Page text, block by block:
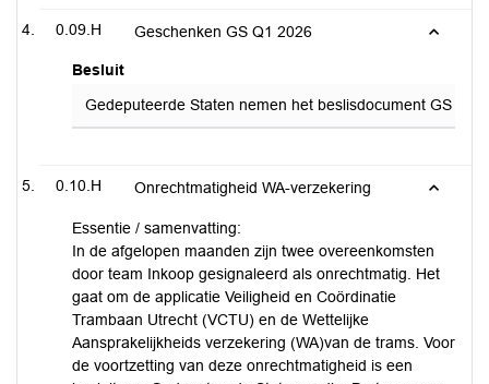
0.09.H Geschenken GS Q1 2026
Besluit
Gedeputeerde Staten nemen het beslisdocument GS
0.10.H Onrechtmatigheid WA-verzekering
Essentie / samenvatting:
In de afgelopen maanden zijn twee overeenkomsten
door team Inkoop gesignaleerd als onrechtmatig. Het
gaat om de applicatie Veiligheid en Coördinatie
Trambaan Utrecht (VCTU) en de Wettelijke
Aansprakelijkheids verzekering (WA)van de trams. Voor
de voortzetting van deze onrechtmatigheid is een